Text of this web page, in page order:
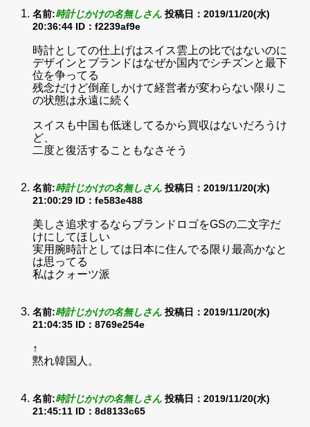
名前:時計じかけの名無しさん 投稿日：2019/11/20(水)
20:36:44 ID：f2239af9e
時計としての仕上げはスイス雲上の比ではないのに
デザインとブランドはなぜか国内でシチズンと最下
位を争ってる
残念だけど倒産しかけて経営者が変わらない限りこ
の状態は永遠に続く
スイスも中国も低迷してるから買収はないだろうけ
ど、
二度と復活することもなさそう
名前:時計じかけの名無しさん 投稿日：2019/11/20(水)
21:00:29 ID：fe583e488
美しさ追求するならブランドロゴをGSの二文字だ
けにしてほしい
実用腕時計としては日本に住んでる限り最高かなと
は思ってる
私はクォーツ派
名前:時計じかけの名無しさん 投稿日：2019/11/20(水)
21:04:35 ID：8769e254e
↑
黙れ韓国人。
名前:時計じかけの名無しさん 投稿日：2019/11/20(水)
21:45:11 ID：8d8133c65